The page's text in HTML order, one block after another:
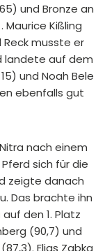
und Bronze an
Maurice Kißling
musste er
landete auf dem
und Noah Bele
ebenfalls gut
nach einem
sich für die
zeigte danach
Das brachte ihn
den 1. Platz
(90,7) und
Elias Zabka